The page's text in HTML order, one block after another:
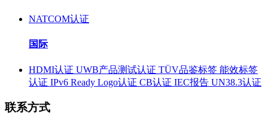
NATCOM认证
国际
HDMI认证 UWB产品测试认证 TÜV品鉴标签 能效标签
认证 IPv6 Ready Logo认证 CB认证 IEC报告 UN38.3认证
联系方式